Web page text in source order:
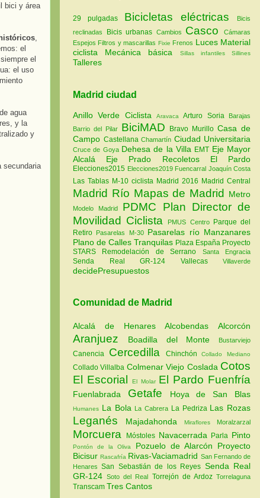
bici y área
el
el
el uso
agua
y la
y
secundaria
29 pulgadas Bicicletas eléctricas
Bicis
reclinadas
Bicis urbanas Cambios Casco
Cámaras
Espejos Filtros y mascarillas Fixie Frenos Luces Material
ciclista
Mecánica básica Sillas infantiles Sillines
Talleres
Madrid ciudad
Anillo Verde Ciclista AravacaArturo Soria
Barajas
Barrio del Pilar BiciMAD Bravo MurilloCasa de
Campo Castellana Chamartín Ciudad Universitaria
Cruce de Goya Dehesa de la Villa EMT Eje Mayor
Alcalá Eje Prado Recoletos El Pardo
Elecciones2015 Elecciones2019 Fuencarral Joaquín Costa
Las Tablas M-10 ciclista Madrid 2016 Madrid Central
Madrid Río Mapas de Madrid Metro
Modelo Madrid PDMC Plan Director de
Movilidad Ciclista
PMUS Centro Parque del
Retiro Pasarelas M-30 Pasarelas río Manzanares
Plano de Calles Tranquilas Plaza España Proyecto
STARS Remodelación de Serrano Santa Engracia
Senda Real GR-124 Vallecas Villaverde
decidePresupuestos
Comunidad de Madrid
Alcalá de HenaresAlcobendas Alcorcón
Aranjuez Boadilla del Monte Bustarviejo
Canencia Cercedilla ChinchónCollado Mediano
Collado Villalba Colmenar Viejo Coslada Cotos
El EscorialEl Molar El Pardo Fuenfría
Fuenlabrada Getafe Hoya de San Blas
Humanes La Bola La Cabrera La Pedriza Las Rozas
Leganés Majadahonda Miraflores Moralzarzal
Morcuera Móstoles Navacerrada Parla Pinto
Pontón de la Oliva Pozuelo de Alarcón Proyecto
BicisurRascafría Rivas-Vaciamadrid San Fernando de
HenaresSan Sebastián de los Reyes Senda Real
GR-124Soto del Real Torrejón de ArdozTorrelaguna
Transcam Tres Cantos